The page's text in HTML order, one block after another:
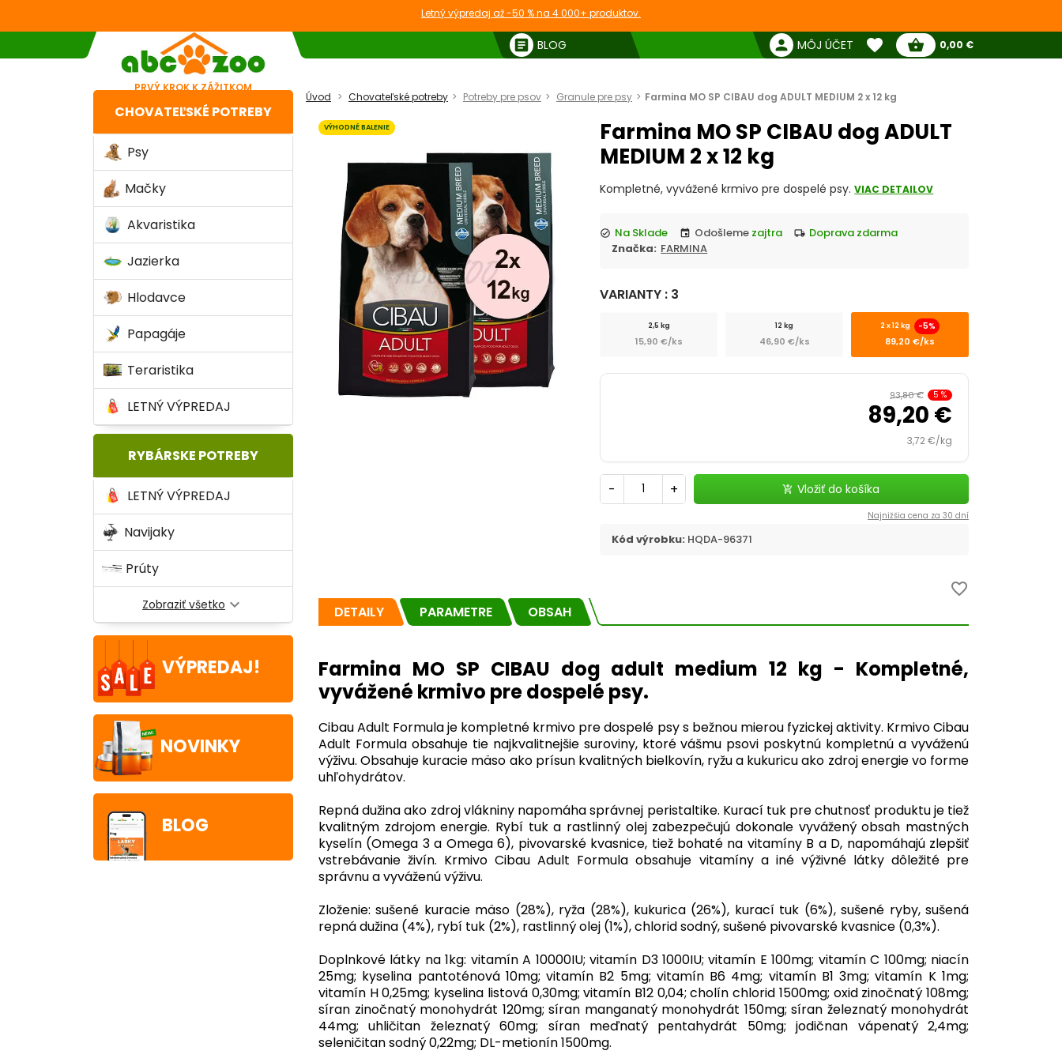
Letný výpredaj až -50 % na 4 000+ produktov.
PRVÝ KROK K ZÁŽITKOM
article BLOG person MÔJ ÚČET favorite
Obľúbené produkty
shopping_basket
Pokladňa
0,00 €
CHOVATEĽSKÉ POTREBY
Psy
Mačky
Akvaristika
Jazierka
Hlodavce
Papagáje
Teraristika
LETNÝ VÝPREDAJ
RYBÁRSKE POTREBY
LETNÝ VÝPREDAJ
Navijaky
Prúty
Zobraziť všetko expand_more
VÝPREDAJ!
NOVINKY
BLOG
Úvod Chovateľské potreby Potreby pre psov Granule pre psy Farmina MO SP CIBAU dog ADULT MEDIUM 2 x 12 kg
VÝHODNÉ BALENIE
Farmina MO SP CIBAU dog ADULT
MEDIUM 2 x 12 kg
Kompletné, vyvážené krmivo pre dospelé psy.VIAC DETAILOV
check_circle Na Sklade event Odošleme zajtra local_shipping
doprava zdarma
Značka:
FARMINA
VARIANTY : 3
2,5 kg
15,90 €/ks
12 kg
46,90 €/ks
2 x 12 kg -5%
89,20 €/ks
93,80 € 5 %
89,20 €
3,72 €/kg
- + add_shopping_cart Vložiť do košíka
Najnižšia cena za 30 dní
Kód výrobku: HQDA-96371
favorite_border
DETAILY PARAMETRE OBSAH
Farmina MO SP CIBAU dog adult medium 12 kg - Kompletné,
vyvážené krmivo pre dospelé psy.
Cibau Adult Formula je kompletné krmivo pre dospelé psy s bežnou mierou fyzickej aktivity. Krmivo Cibau
Adult Formula obsahuje tie najkvalitnejšie suroviny, ktoré vášmu psovi poskytnú kompletnú a vyváženú
výživu. Obsahuje kuracie mäso ako prísun kvalitných bielkovín, ryžu a kukuricu ako zdroj energie vo forme
uhľohydrátov.
Repná dužina ako zdroj vlákniny napomáha správnej peristaltike. Kurací tuk pre chutnosť produktu je tiež
kvalitným zdrojom energie. Rybí tuk a rastlinný olej zabezpečujú dokonale vyvážený obsah mastných
kyselín (Omega 3 a Omega 6), pivovarské kvasnice, tiež bohaté na vitamíny B a D, napomáhajú zlepšiť
vstrebávanie živín. Krmivo Cibau Adult Formula obsahuje vitamíny a iné výživné látky dôležité pre
správnu a vyváženú výživu.
Zloženie: sušené kuracie mäso (28%), ryža (28%), kukurica (26%), kurací tuk (6%), sušené ryby, sušená
repná dužina (4%), rybí tuk (2%), rastlinný olej (1%), chlorid sodný, sušené pivovarské kvasnice (0,3%).
Doplnkové látky na 1kg: vitamín A 10000IU; vitamín D3 1000IU; vitamín E 100mg; vitamín C 100mg; niacín
25mg; kyselina pantoténová 10mg; vitamín B2 5mg; vitamín B6 4mg; vitamín B1 3mg; vitamín K 1mg;
vitamín H 0,25mg; kyselina listová 0,30mg; vitamín B12 0,04; cholín chlorid 1500mg; oxid zinočnatý 108mg;
síran zinočnatý monohydrát 120mg; síran manganatý monohydrát 150mg; síran železnatý monohydrát
44mg; uhličitan železnatý 60mg; síran meďnatý pentahydrát 50mg; jodičnan vápenatý 2,4mg;
seleničitan sodný 0,22mg; DL-metionín 1500mg.